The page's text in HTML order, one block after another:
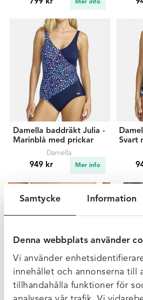
Samtycke Information
Denna webbplats använder
Vi använder
innehållet och annonserna till
tillhandahålla funktioner för
Mer info
Damella baddräkt Julia -
Marinblå med prickar
Damella
949 kr Mer info
Svart
Fantasie Azores